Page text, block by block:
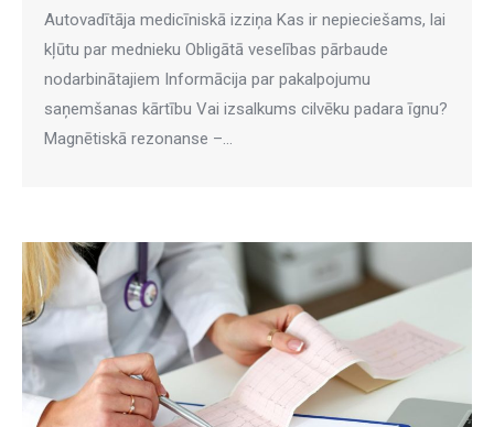
Autovadītāja medicīniskā izziņa Kas ir nepieciešams, lai
kļūtu par mednieku Obligātā veselības pārbaude
nodarbinātajiem Informācija par pakalpojumu
saņemšanas kārtību Vai izsalkums cilvēku padara īgnu?
Magnētiskā rezonanse –…